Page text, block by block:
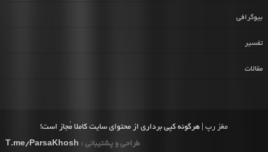
بیوگرافی
تفسیر
مقالات
مغز رپ | هرگونه کپی برداری از محتوای سایت کاملا مُجاز است!
طراحی و پشتیبانی : T.me/ParsaKhosh